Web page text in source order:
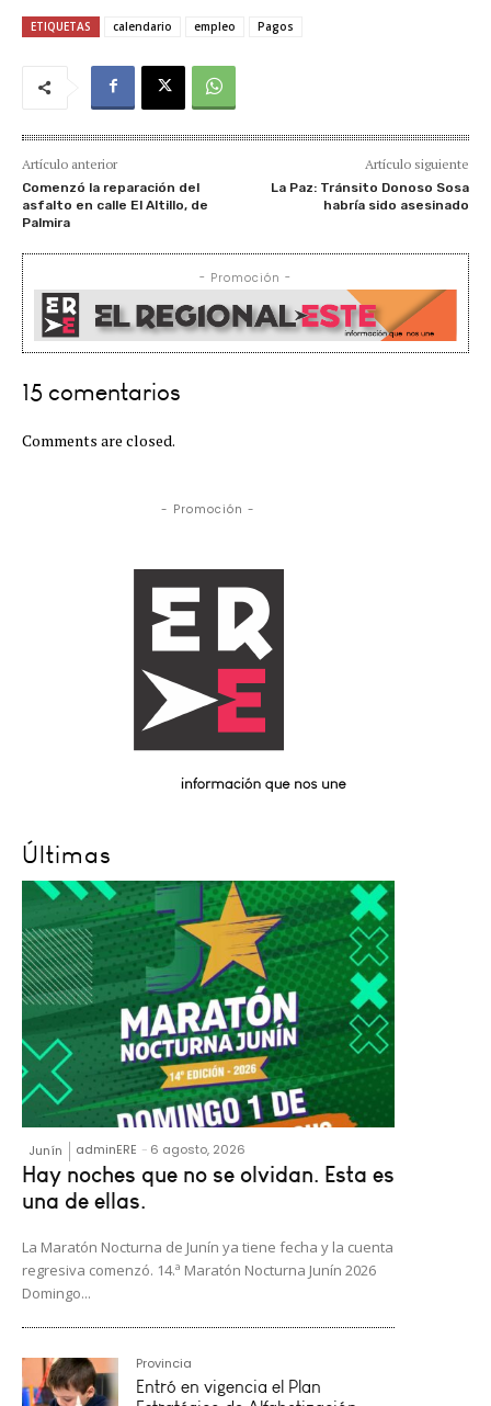
ETIQUETAS calendario empleo Pagos
Artículo anterior
Comenzó la reparación del
asfalto en calle El Altillo, de
Palmira
Artículo siguiente
La Paz: Tránsito Donoso Sosa
habría sido asesinado
- Promoción -
15 comentarios
Comments are closed.
- Promoción -
Últimas
Junín adminERE - 6 agosto, 2026
Hay noches que no se olvidan. Esta es
una de ellas.
La Maratón Nocturna de Junín ya tiene fecha y la cuenta
regresiva comenzó. 14.ª Maratón Nocturna Junín 2026
Domingo...
Provincia
Entró en vigencia el Plan